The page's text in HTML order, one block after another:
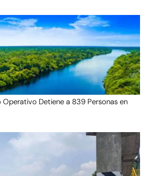
Detiene a 839 Personas en